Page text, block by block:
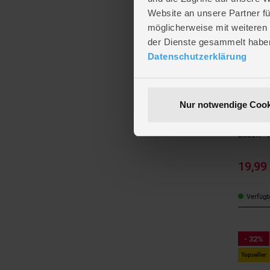
Website an unsere Partner
möglicherweise mit
der Dienste gesammelt
Datenschutzerklärung
Nur notwendige
- 51%
19,99
- 32%
Topseller